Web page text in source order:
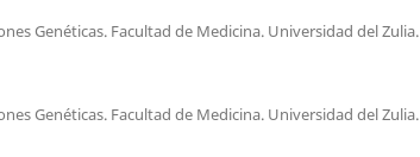
Genéticas. Facultad de Medicina. Universidad del Zulia.
Genéticas. Facultad de Medicina. Universidad del Zulia.